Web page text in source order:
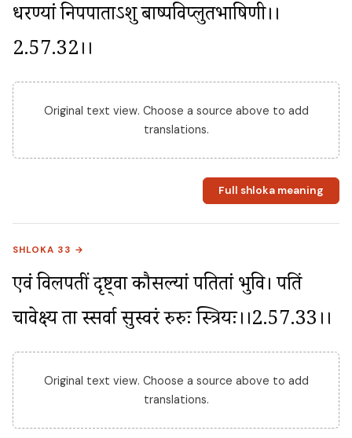
धरण्यां निपपाताऽशु बाष्पविप्लुतभाषिणी।।
2.57.32।।
Original text view. Choose a source above to add
translations.
Full shloka meaning
SHLOKA 33 →
एवं विलपतीं दृष्ट्वा कौसल्यां पतितां भुवि। पतिं
चावेक्ष्य ता स्सर्वा सुस्वरं रुरुदुः स्त्रियः।।2.57.33।।
Original text view. Choose a source above to add
translations.